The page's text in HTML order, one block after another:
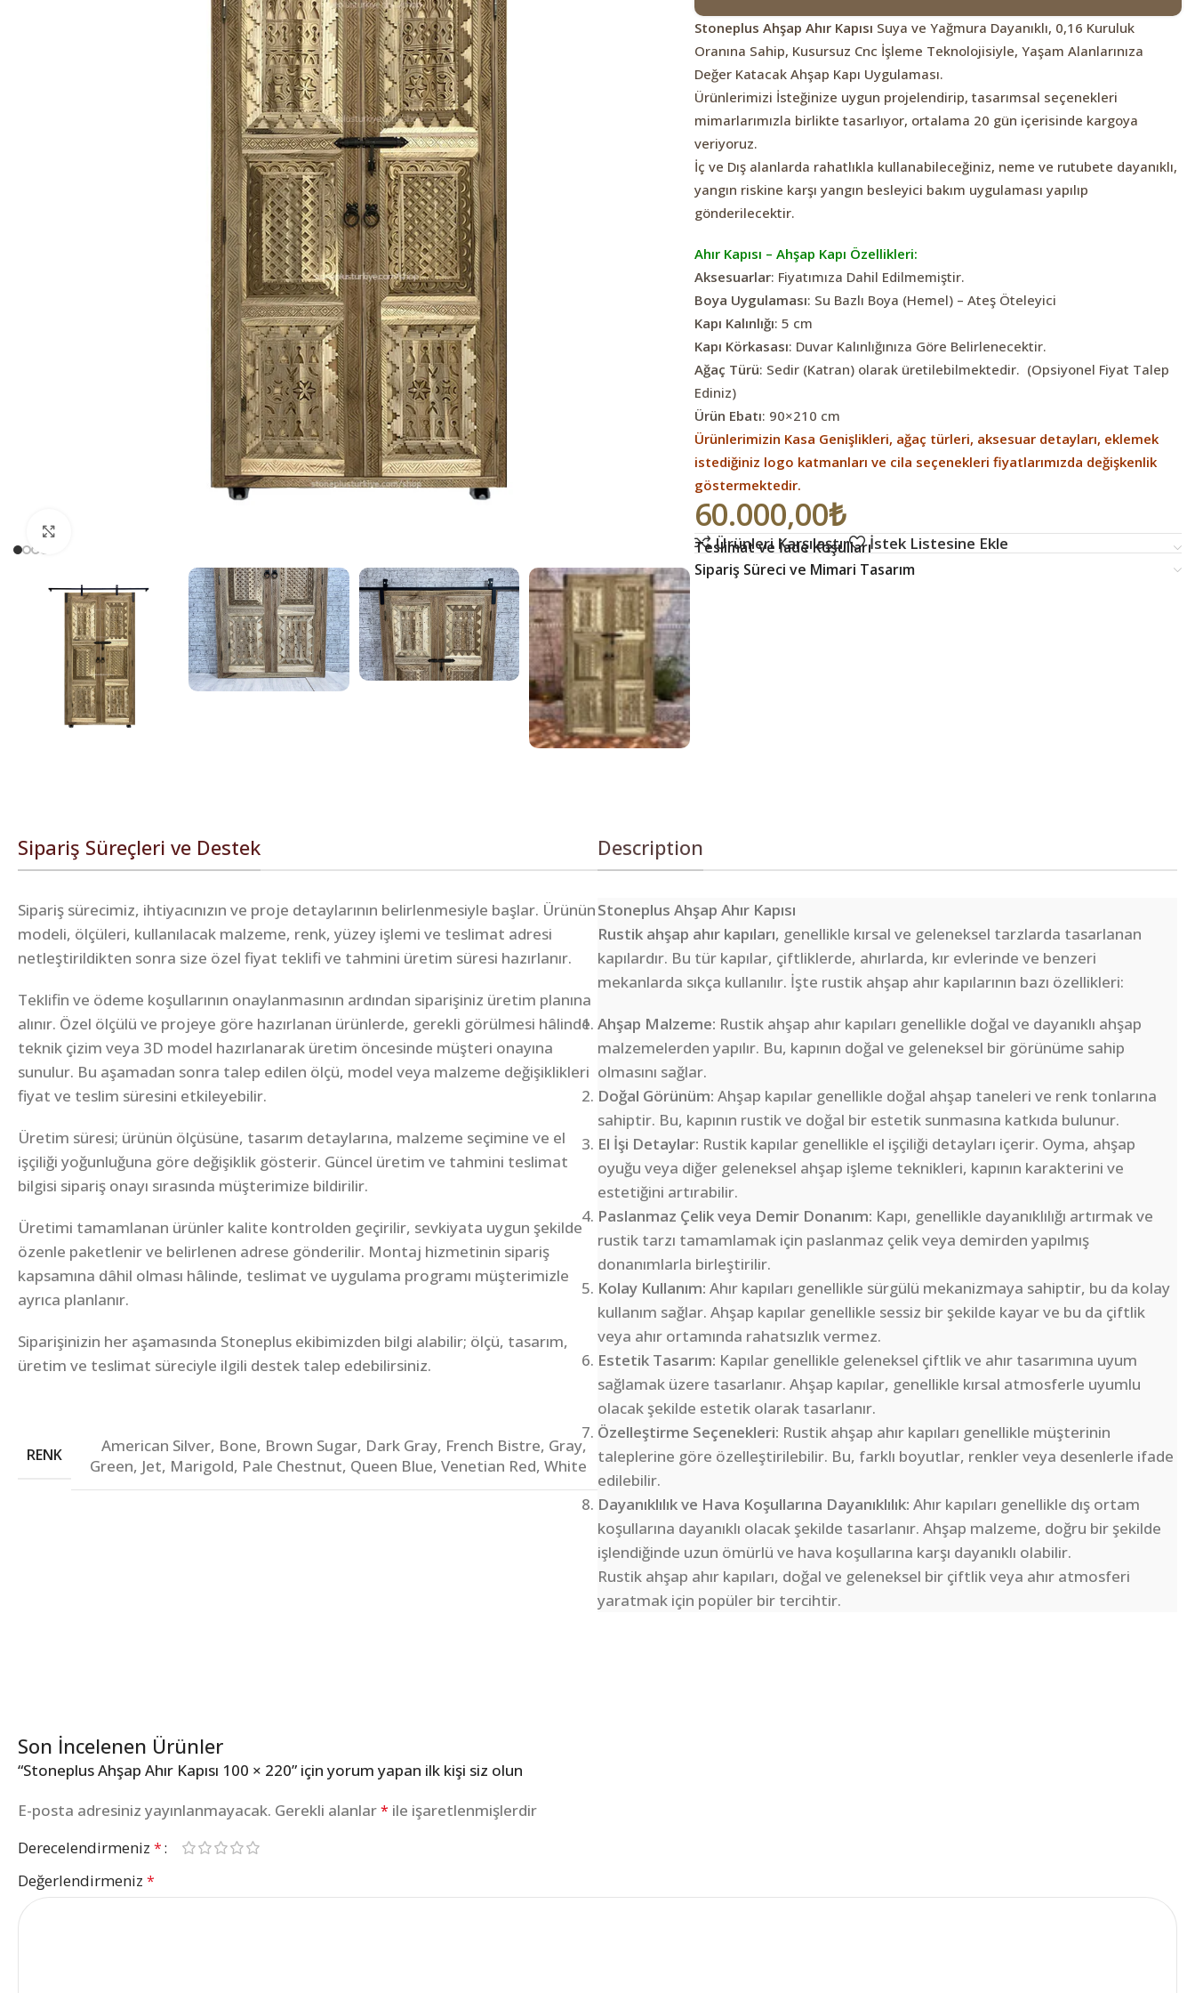
Stoneplus Ahşap Ahır Kapısı Suya ve Yağmura Dayanıklı, 0,16 Kuruluk
Oranına Sahip, Kusursuz Cnc İşleme Teknolojisiyle, Yaşam Alanlarınıza
Değer Katacak Ahşap Kapı Uygulaması.
Ürünlerimizi İsteğinize uygun projelendirip, tasarımsal seçenekleri
mimarlarımızla birlikte tasarlıyor, ortalama 20 gün içerisinde kargoya
veriyoruz.
İç ve Dış alanlarda rahatlıkla kullanabileceğiniz, neme ve rutubete dayanıklı,
yangın riskine karşı yangın besleyici bakım uygulaması yapılıp
gönderilecektir.
Ahır Kapısı – Ahşap Kapı Özellikleri:
Aksesuarlar: Fiyatımıza Dahil Edilmemiştir.
Boya Uygulaması: Su Bazlı Boya (Hemel) – Ateş Öteleyici
Kapı Kalınlığı: 5 cm
Kapı Körkasası: Duvar Kalınlığınıza Göre Belirlenecektir.
Ağaç Türü: Sedir (Katran) olarak üretilebilmektedir. (Opsiyonel Fiyat Talep
Ediniz)
Ürün Ebatı: 90×210 cm
Ürünlerimizin Kasa Genişlikleri, ağaç türleri, aksesuar detayları, eklemek
istediğiniz logo katmanları ve cila seçenekleri fiyatlarımızda değişkenlik
göstermektedir.
60.000,00₺
Ürünleri Karşılaştır İstek Listesine Ekle
Teslimat ve İade Koşulları
Sipariş Süreci ve Mimari Tasarım
Sipariş Süreçleri ve Destek
Sipariş sürecimiz, ihtiyacınızın ve proje detaylarının belirlenmesiyle başlar. Ürünün
modeli, ölçüleri, kullanılacak malzeme, renk, yüzey işlemi ve teslimat adresi
netleştirildikten sonra size özel fiyat teklifi ve tahmini üretim süresi hazırlanır.
Teklifin ve ödeme koşullarının onaylanmasının ardından siparişiniz üretim planına
alınır. Özel ölçülü ve projeye göre hazırlanan ürünlerde, gerekli görülmesi hâlinde
teknik çizim veya 3D model hazırlanarak üretim öncesinde müşteri onayına
sunulur. Bu aşamadan sonra talep edilen ölçü, model veya malzeme değişiklikleri
fiyat ve teslim süresini etkileyebilir.
Üretim süresi; ürünün ölçüsüne, tasarım detaylarına, malzeme seçimine ve el
işçiliği yoğunluğuna göre değişiklik gösterir. Güncel üretim ve tahmini teslimat
bilgisi sipariş onayı sırasında müşterimize bildirilir.
Üretimi tamamlanan ürünler kalite kontrolden geçirilir, sevkiyata uygun şekilde
özenle paketlenir ve belirlenen adrese gönderilir. Montaj hizmetinin sipariş
kapsamına dâhil olması hâlinde, teslimat ve uygulama programı müşterimizle
ayrıca planlanır.
Siparişinizin her aşamasında Stoneplus ekibimizden bilgi alabilir; ölçü, tasarım,
üretim ve teslimat süreciyle ilgili destek talep edebilirsiniz.
RENK American Silver Bone Brown Sugar Dark Gray French Bistre Gray,
Green Jet Marigold Pale Chestnut Queen Blue Venetian Red White
Description
Stoneplus Ahşap Ahır Kapısı
Rustik ahşap ahır kapıları , genellikle kırsal ve geleneksel tarzlarda tasarlanan
kapılardır. Bu tür kapılar, çiftliklerde, ahırlarda, kır evlerinde ve benzeri
mekanlarda sıkça kullanılır. İşte rustik ahşap ahır kapılarının bazı özellikleri:
Ahşap Malzeme: Rustik ahşap ahır kapıları genellikle doğal ve dayanıklı ahşap
malzemelerden yapılır. Bu, kapının doğal ve geleneksel bir görünüme sahip
olmasını sağlar.
Doğal Görünüm: Ahşap kapılar genellikle doğal ahşap taneleri ve renk tonlarına
sahiptir. Bu, kapının rustik ve doğal bir estetik sunmasına katkıda bulunur.
El İşi Detaylar: Rustik kapılar genellikle el işçiliği detayları içerir. Oyma, ahşap
oyuğu veya diğer geleneksel ahşap işleme teknikleri, kapının karakterini ve
estetiğini artırabilir.
Paslanmaz Çelik veya Demir Donanım: Kapı, genellikle dayanıklılığı artırmak ve
rustik tarzı tamamlamak için paslanmaz çelik veya demirden yapılmış
donanımlarla birleştirilir.
Kolay Kullanım: Ahır kapıları genellikle sürgülü mekanizmaya sahiptir, bu da kolay
kullanım sağlar. Ahşap kapılar genellikle sessiz bir şekilde kayar ve bu da çiftlik
veya ahır ortamında rahatsızlık vermez.
Estetik Tasarım: Kapılar genellikle geleneksel çiftlik ve ahır tasarımına uyum
sağlamak üzere tasarlanır. Ahşap kapılar, genellikle kırsal atmosferle uyumlu
olacak şekilde estetik olarak tasarlanır.
Özelleştirme Seçenekleri: Rustik ahşap ahır kapıları genellikle müşterinin
taleplerine göre özelleştirilebilir. Bu, farklı boyutlar, renkler veya desenlerle ifade
edilebilir.
Dayanıklılık ve Hava Koşullarına Dayanıklılık: Ahır kapıları genellikle dış ortam
koşullarına dayanıklı olacak şekilde tasarlanır. Ahşap malzeme, doğru bir şekilde
işlendiğinde uzun ömürlü ve hava koşullarına karşı dayanıklı olabilir.
Rustik ahşap ahır kapıları, doğal ve geleneksel bir çiftlik veya ahır atmosferi
yaratmak için popüler bir tercihtir.
Son İncelenen Ürünler
“Stoneplus Ahşap Ahır Kapısı 100 × 220” için yorum yapan ilk kişi siz olun
E-posta adresiniz yayınlanmayacak. Gerekli alanlar* ile işaretlenmişlerdir
Derecelendirmeniz *
Değerlendirmeniz *